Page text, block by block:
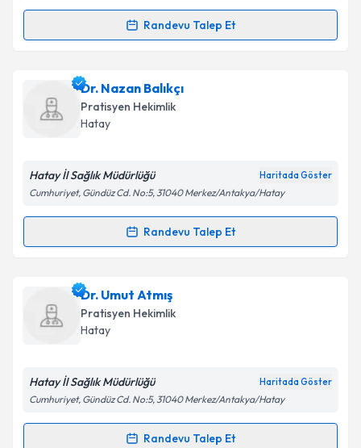
Kişisel verilerimin işlenmesine ilişkinAydınlatma
'ni okudum ve kişisel verilerimin belirtilen
kapsamda işlenmesini kabul ediyorum.
Takvim Talebini Gönder
Randevu Talep Et
Randevu Takvimi Talebi
Dr. Hüseyin Kurtuluş Tarım
talebi oluşturun. Size bu uzmandan randevu almanız
için bir takvim hazırlandığında e-posta ile
bilgilendireceğiz.
E-posta Adresiniz
Kişisel verilerimin işlenmesine ilişkinAydınlatma
kapsamda işlenmesini kabul ediyorum.
Dr. Nazan Balıkçı
Pratisyen Hekimlik
Hatay
Hatay İl Sağlık Müdürlüğü Haritada Göster
Cumhuriyet, Gündüz Cd. No:5, 31040 Merkez/Antakya/Hatay
Randevu Talep Et
Randevu Takvimi Talebi
Dr. Nazan Balıkçıiçin randevu takvimi talebi
oluşturun. Size bu uzmandan randevu almanız için bir
takvim hazırlandığında e-posta ile bilgilendireceğiz.
Kişisel verilerimin işlenmesine ilişkin
Dr. Umut Atmış
Pratisyen Hekimlik
Hatay
Hatay İl Sağlık Müdürlüğü Haritada Göster
Cumhuriyet, Gündüz Cd. No:5, 31040 Merkez/Antakya/Hatay
Randevu Talep Et